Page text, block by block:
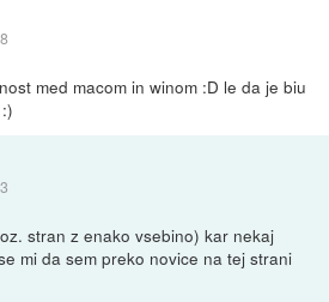
med macom in winom :D le da je biu
stran z enako vsebino) kar nekaj
mi da sem preko novice na tej strani